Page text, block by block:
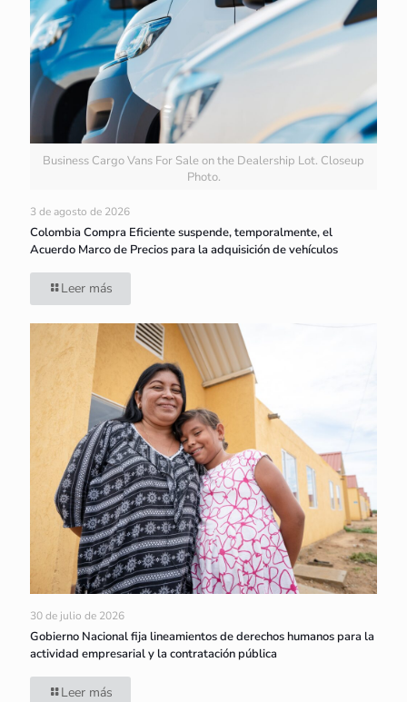
Business Cargo Vans For Sale on the Dealership Lot. Closeup
Photo.
3 de agosto de 2026
Colombia Compra Eficiente suspende, temporalmente, el
Acuerdo Marco de Precios para la adquisición de vehículos
Leer más
30 de julio de 2026
Gobierno Nacional fija lineamientos de derechos humanos para la
actividad empresarial y la contratación pública
Leer más